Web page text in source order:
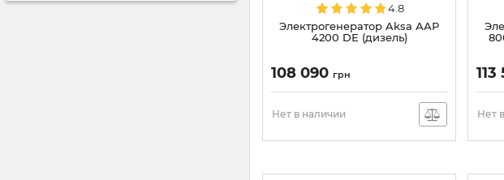
4.8
Электрогенератор Aksa ААР
4200 DЕ (дизель)
108 090 грн
Нет в наличии Нет